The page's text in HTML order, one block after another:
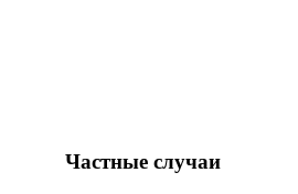
Частные случаи